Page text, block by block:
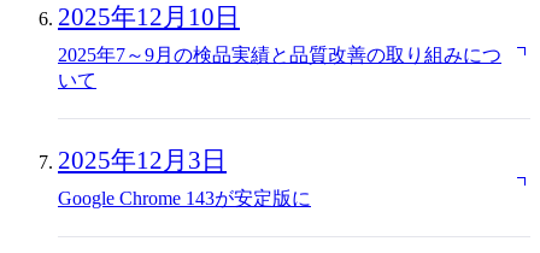
2025年12月10日
2025年7～9月の検品実績と品質改善の取り組みにつ
いて
2025年12月3日
Google Chrome 143が安定版に